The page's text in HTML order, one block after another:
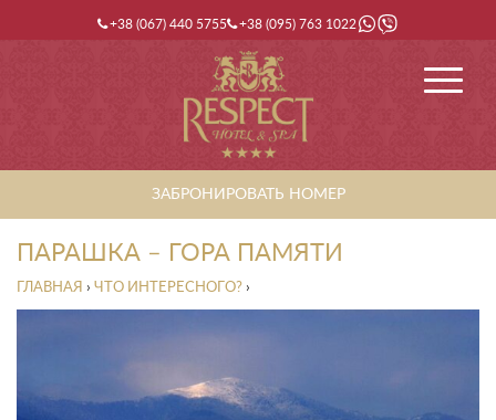
+38 (067) 440 5755 +38 (095) 763 1022
ЗАБРОНИРОВАТЬ НОМЕР
ПАРАШКА – ГОРА ПАМЯТИ
ГЛАВНАЯ › ЧТО ИНТЕРЕСНОГО? ›